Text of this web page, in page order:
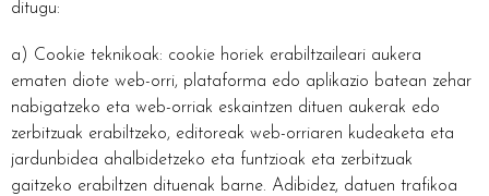
ditugu:
a) Cookie teknikoak: cookie horiek erabiltzaileari aukera
ematen diote web-orri, plataforma edo aplikazio batean zehar
nabigatzeko eta web-orriak eskaintzen dituen aukerak edo
zerbitzuak erabiltzeko, editoreak web-orriaren kudeaketa eta
jardunbidea ahalbidetzeko eta funtzioak eta zerbitzuak
gaitzeko erabiltzen dituenak barne. Adibidez, datuen trafikoa